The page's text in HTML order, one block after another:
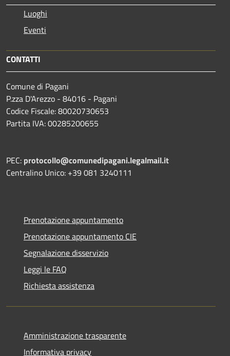
Luoghi
Eventi
CONTATTI
Comune di Pagani
P.zza D'Arezzo - 84016 - Pagani
Codice Fiscale: 80020730653
Partita IVA: 00285200655
PEC: protocollo@comunedipagani.legalmail.it
Centralino Unico: +39 081 3240111
Prenotazione appuntamento
Prenotazione appuntamento CIE
Segnalazione disservizio
Leggi le FAQ
Richiesta assistenza
Amministrazione trasparente
Informativa privacy